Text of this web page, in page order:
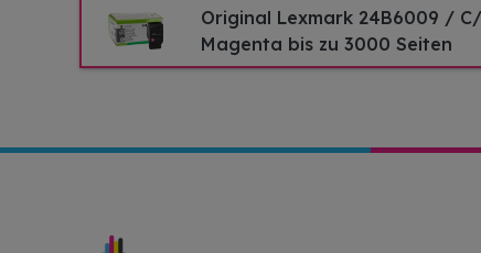
Original Lexmark 24B6009 / C/
Magenta bis zu 3000 Seiten